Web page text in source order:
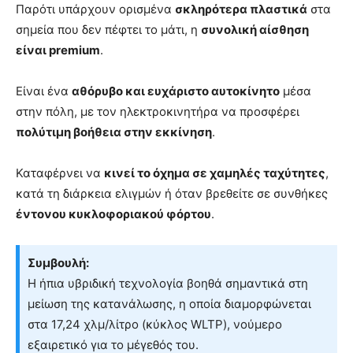
Παρότι υπάρχουν ορισμένα σκληρότερα πλαστικά στα
σημεία που δεν πέφτει το μάτι, η συνολική αίσθηση
είναι premium.
Είναι ένα αθόρυβο και ευχάριστο αυτοκίνητο μέσα
στην πόλη, με τον ηλεκτροκινητήρα να προσφέρει
πολύτιμη βοήθεια στην εκκίνηση.
Καταφέρνει να κινεί το όχημα σε χαμηλές ταχύτητες,
κατά τη διάρκεια ελιγμών ή όταν βρεθείτε σε συνθήκες
έντονου κυκλοφοριακού φόρτου.
Συμβουλή:
Η ήπια υβριδική τεχνολογία βοηθά σημαντικά στη
μείωση της κατανάλωσης, η οποία διαμορφώνεται
στα 17,24 χλμ/λίτρο (κύκλος WLTP), νούμερο
εξαιρετικό για το μέγεθός του.